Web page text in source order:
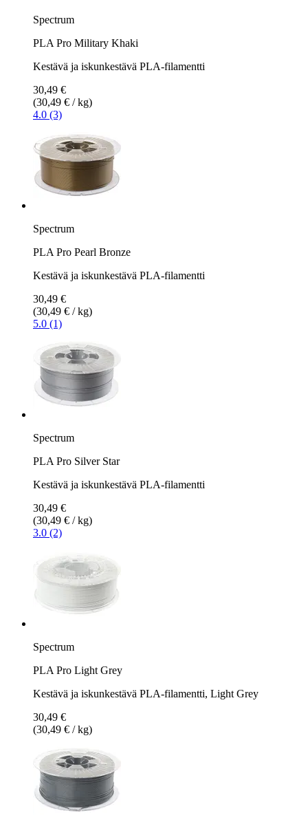
Spectrum
PLA Pro Military Khaki
Kestävä ja iskunkestävä PLA-filamentti
30,49 €
(30,49 € / kg)
4.0 (3)
Spectrum
PLA Pro Pearl Bronze
Kestävä ja iskunkestävä PLA-filamentti
30,49 €
(30,49 € / kg)
5.0 (1)
Spectrum
PLA Pro Silver Star
Kestävä ja iskunkestävä PLA-filamentti
30,49 €
(30,49 € / kg)
3.0 (2)
Spectrum
PLA Pro Light Grey
Kestävä ja iskunkestävä PLA-filamentti, Light Grey
30,49 €
(30,49 € / kg)